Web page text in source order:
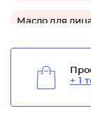
Масло для
Масло для + 1